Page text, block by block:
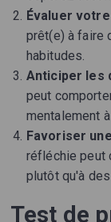
Évaluer
prêt(e) à faire
habitudes.
Anticiper les
peut
mentalement
Favoriser
réfléchie peut
plutôt qu'à
Test de